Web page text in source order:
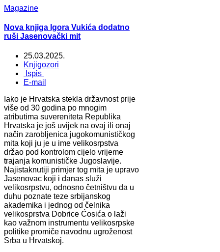
Magazine
Nova knjiga Igora Vukića dodatno
ruši Jasenovački mit
25.03.2025.
Knjigozori
Ispis
E-mail
Iako je Hrvatska stekla državnost prije
više od 30 godina po mnogim
atributima suvereniteta Republika
Hrvatska je još uvijek na ovaj ili onaj
način zarobljenica jugokomunističkog
mita koji ju je u ime velikosrpstva
držao pod kontrolom cijelo vrijeme
trajanja komunističke Jugoslavije.
Najistaknutiji primjer tog mita je upravo
Jasenovac koji i danas služi
velikosrpstvu, odnosno četništvu da u
duhu poznate teze srbijanskog
akademika i jednog od čelnika
velikosprstva Dobrice Ćosića o laži
kao važnom instrumentu velikosrpske
politike promiče navodnu ugroženost
Srba u Hrvatskoj.